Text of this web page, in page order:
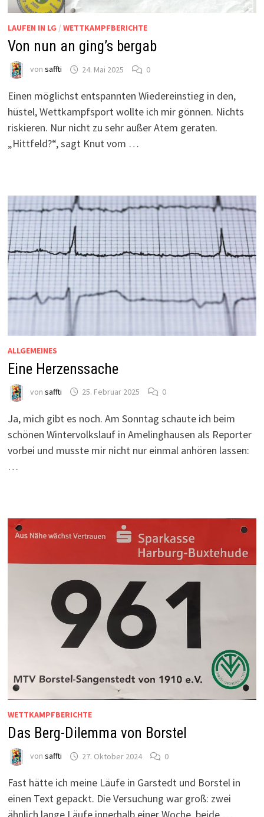
LAUFEN IN LG / WETTKAMPFBERICHTE
Von nun an ging’s bergab
von saffti 24. Mai 2025 0
Einen möglichst entspannten Wiedereinstieg in den,
hüstel, Wettkampfsport wollte ich mir gönnen. Nichts
riskieren. Nur nicht zu sehr außer Atem geraten.
„Hittfeld?“, sagt Knut vom …
ALLGEMEINES
Eine Herzenssache
von saffti 25. Februar 2025 0
Ja, mich gibt es noch. Am Sonntag schaute ich beim
schönen Wintervolkslauf in Amelinghausen als Reporter
vorbei und musste mir nicht nur einmal anhören lassen:
…
WETTKAMPFBERICHTE
Das Berg-Dilemma von Borstel
von saffti 27. Oktober 2024 0
Fast hätte ich meine Läufe in Garstedt und Borstel in
einen Text gepackt. Die Versuchung war groß: zwei